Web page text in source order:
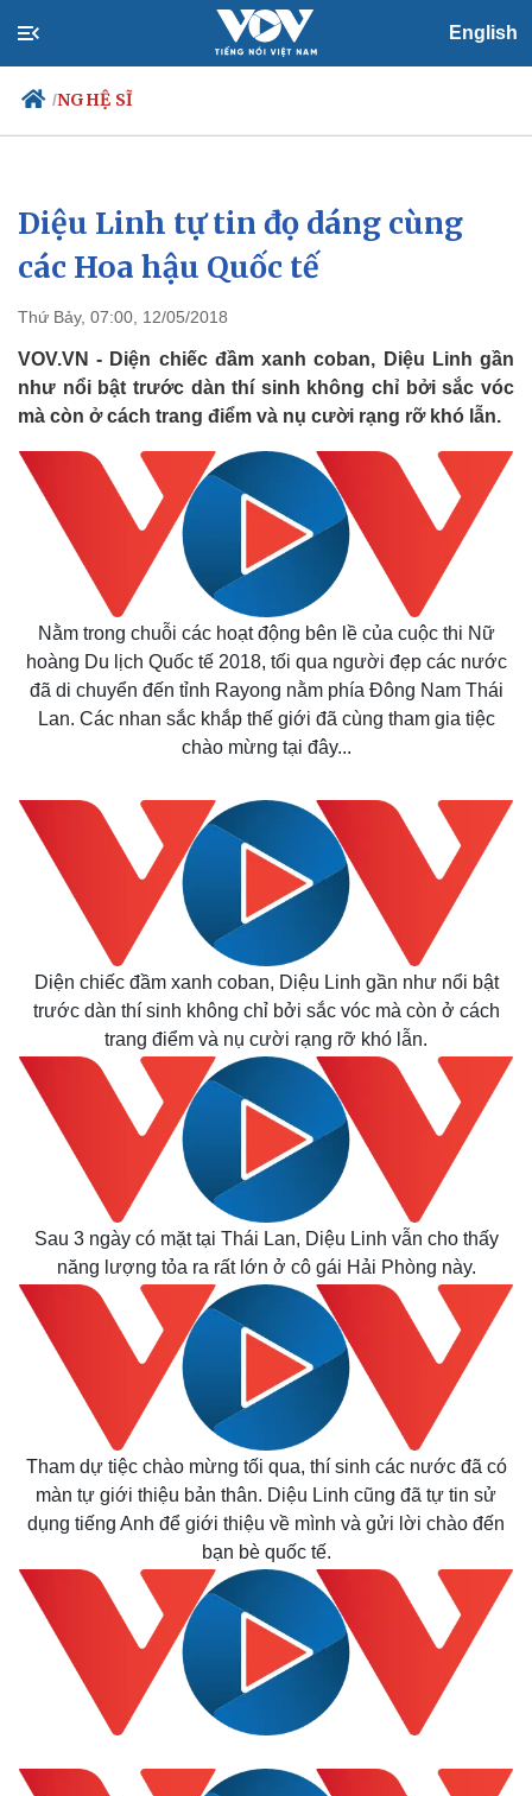
English
/NGHỆ SĨ
Chính trị
Đảng
Tổ chức nhân sự
Nhận diện sự thật
Xã hội
Tin 24h
Dự báo thời tiết
Việc làm
Biển đảo
Thế giới
Quan sát
Cuộc sống đó đây
Multimedia
Video
Ảnh
E-Magazine
Infographic
Diệu Linh tự tin đọ dáng cùng
các Hoa hậu Quốc tế
Thứ Bảy, 07:00, 12/05/2018
VOV.VN - Diện chiếc đầm xanh coban, Diệu Linh gần
như nổi bật trước dàn thí sinh không chỉ bởi sắc vóc
mà còn ở cách trang điểm và nụ cười rạng rỡ khó lẫn.
Nằm trong chuỗi các hoạt động bên lề của cuộc thi Nữ
hoàng Du lịch Quốc tế 2018, tối qua người đẹp các nước
đã di chuyển đến tỉnh Rayong nằm phía Đông Nam Thái
Lan. Các nhan sắc khắp thế giới đã cùng tham gia tiệc
chào mừng tại đây...
Diện chiếc đầm xanh coban, Diệu Linh gần như nổi bật
trước dàn thí sinh không chỉ bởi sắc vóc mà còn ở cách
trang điểm và nụ cười rạng rỡ khó lẫn.
Sau 3 ngày có mặt tại Thái Lan, Diệu Linh vẫn cho thấy
năng lượng tỏa ra rất lớn ở cô gái Hải Phòng này.
Tham dự tiệc chào mừng tối qua, thí sinh các nước đã có
màn tự giới thiệu bản thân. Diệu Linh cũng đã tự tin sử
dụng tiếng Anh để giới thiệu về mình và gửi lời chào đến
bạn bè quốc tế.